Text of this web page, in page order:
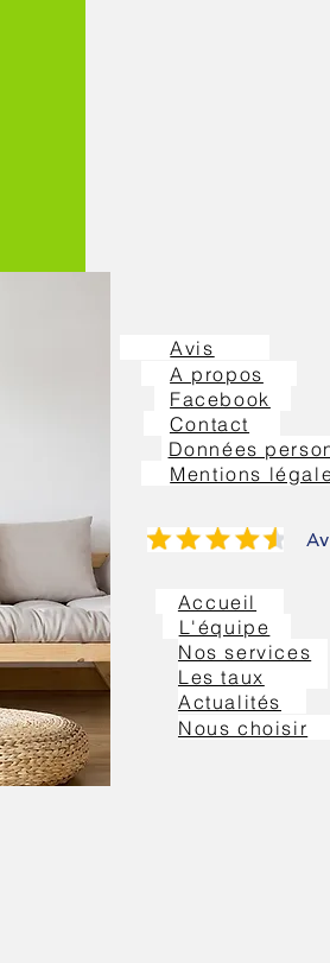
Avis
A propos
Facebook
Contact
Données
Mentions
Accueil
L'équipe
Nos services
Les taux
Actualités
Nous choisir